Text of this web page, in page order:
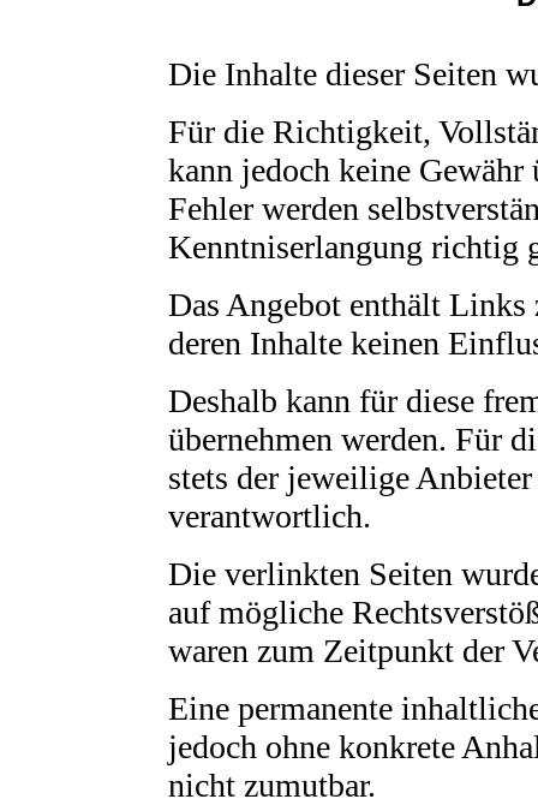
Die Inhalte dieser Seiten
Für die Richtigkeit,
kann jedoch keine
Fehler werden
Kenntniserlangung richtig
Das Angebot enthält Links
deren Inhalte keinen
Deshalb kann für diese
übernehmen werden. Für
stets der jeweilige
verantwortlich.
Die verlinkten Seiten
auf mögliche
waren zum Zeitpunkt der
Eine permanente
jedoch ohne konkrete
nicht zumutbar.